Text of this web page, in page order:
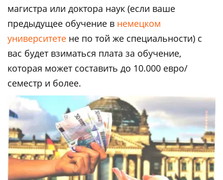
магистра или доктора наук (если ваше
предыдущее обучение в немецком
университете не по той же специальности) с
вас будет взиматься плата за обучение,
которая может составить до 10.000 евро/
семестр и более.